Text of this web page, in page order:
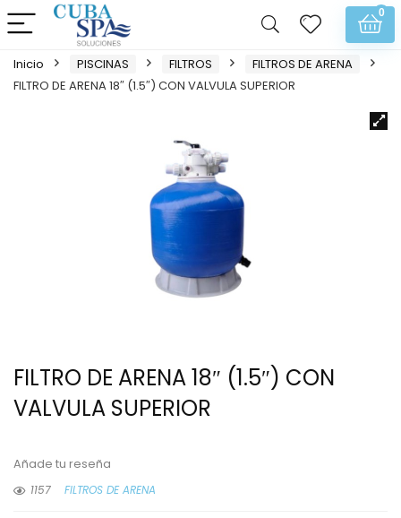
0
Inicio PISCINAS FILTROS
FILTROS DE ARENA
FILTRO DE ARENA 18″ (1.5″) CON VALVULA SUPERIOR
FILTRO DE ARENA 18″ (1.5″) CON
VALVULA SUPERIOR
Añade tu reseña
1157
FILTROS DE ARENA